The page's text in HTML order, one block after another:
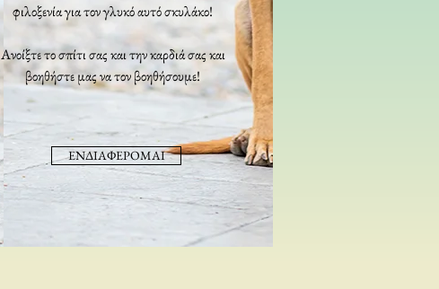
φιλοξενία για τον γλυκό αυτό σκυλάκο!
Ανοίξτε το σπίτι σας και την καρδιά σας και
βοηθήστε μας να τον βοηθήσουμε!
ΕΝΔΙΑΦΕΡΟΜΑΙ